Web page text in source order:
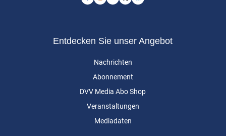
Entdecken Sie unser Angebot
Nachrichten
Abonnement
DVV Media Abo Shop
Veranstaltungen
Mediadaten